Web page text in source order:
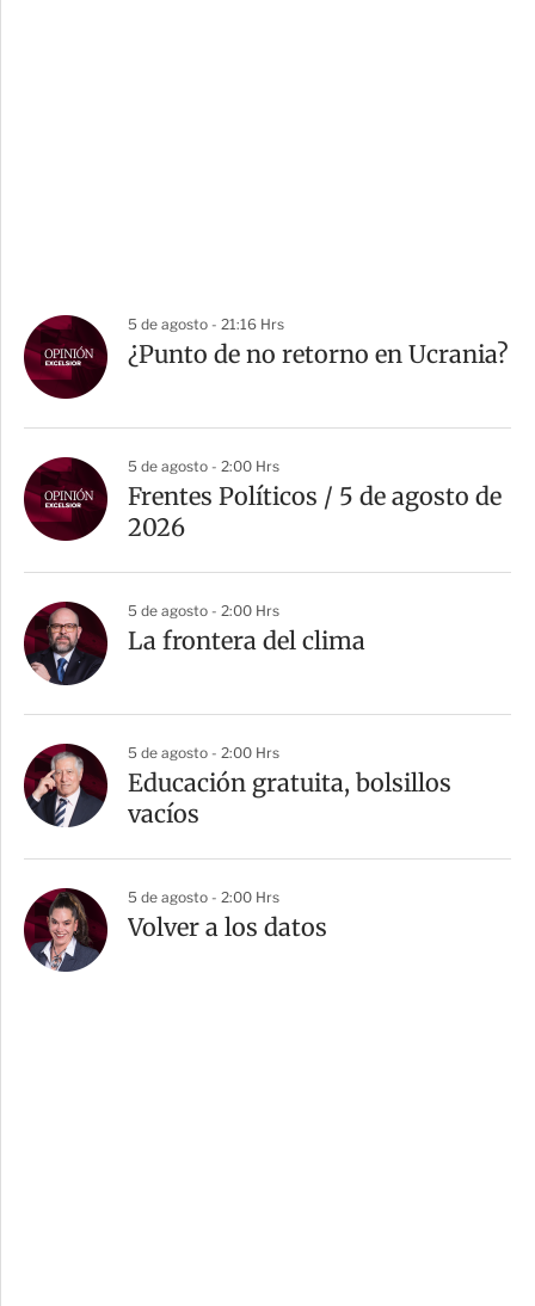
5 de agosto - 21:16 Hrs
¿Punto de no retorno en Ucrania?
5 de agosto - 2:00 Hrs
Frentes Políticos / 5 de agosto de
2026
5 de agosto - 2:00 Hrs
La frontera del clima
5 de agosto - 2:00 Hrs
Educación gratuita, bolsillos
vacíos
5 de agosto - 2:00 Hrs
Volver a los datos